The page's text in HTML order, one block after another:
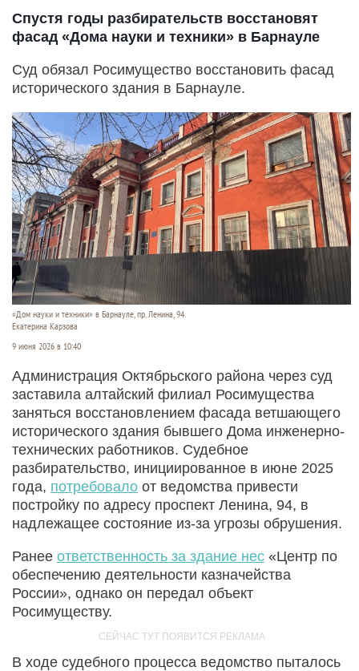
Спустя годы разбирательств восстановят
фасад «Дома науки и техники» в Барнауле
Суд обязал Росимущество восстановить фасад
исторического здания в Барнауле.
«Дом науки и техники» в Барнауле, пр. Ленина, 94.
Екатерина Карзова
9 июня 2026 в 10:40
Администрация Октябрьского района через суд
заставила алтайский филиал Росимущества
заняться восстановлением фасада ветшающего
исторического здания бывшего Дома инженерно-
технических работников. Судебное
разбирательство, инициированное в июне 2025
года, потребовало от ведомства привести
постройку по адресу проспект Ленина, 94, в
надлежащее состояние из-за угрозы обрушения.
Ранее ответственность за здание нес «Центр по
обеспечению деятельности казначейства
России», однако он передал объект
Росимуществу.
В ходе судебного процесса ведомство пыталось